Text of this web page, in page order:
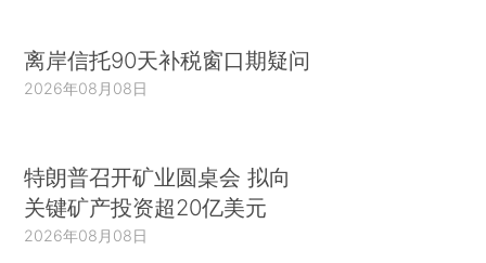
离岸信托90天补税窗口期疑问
2026年08月08日
特朗普召开矿业圆桌会 拟向
关键矿产投资超20亿美元
2026年08月08日